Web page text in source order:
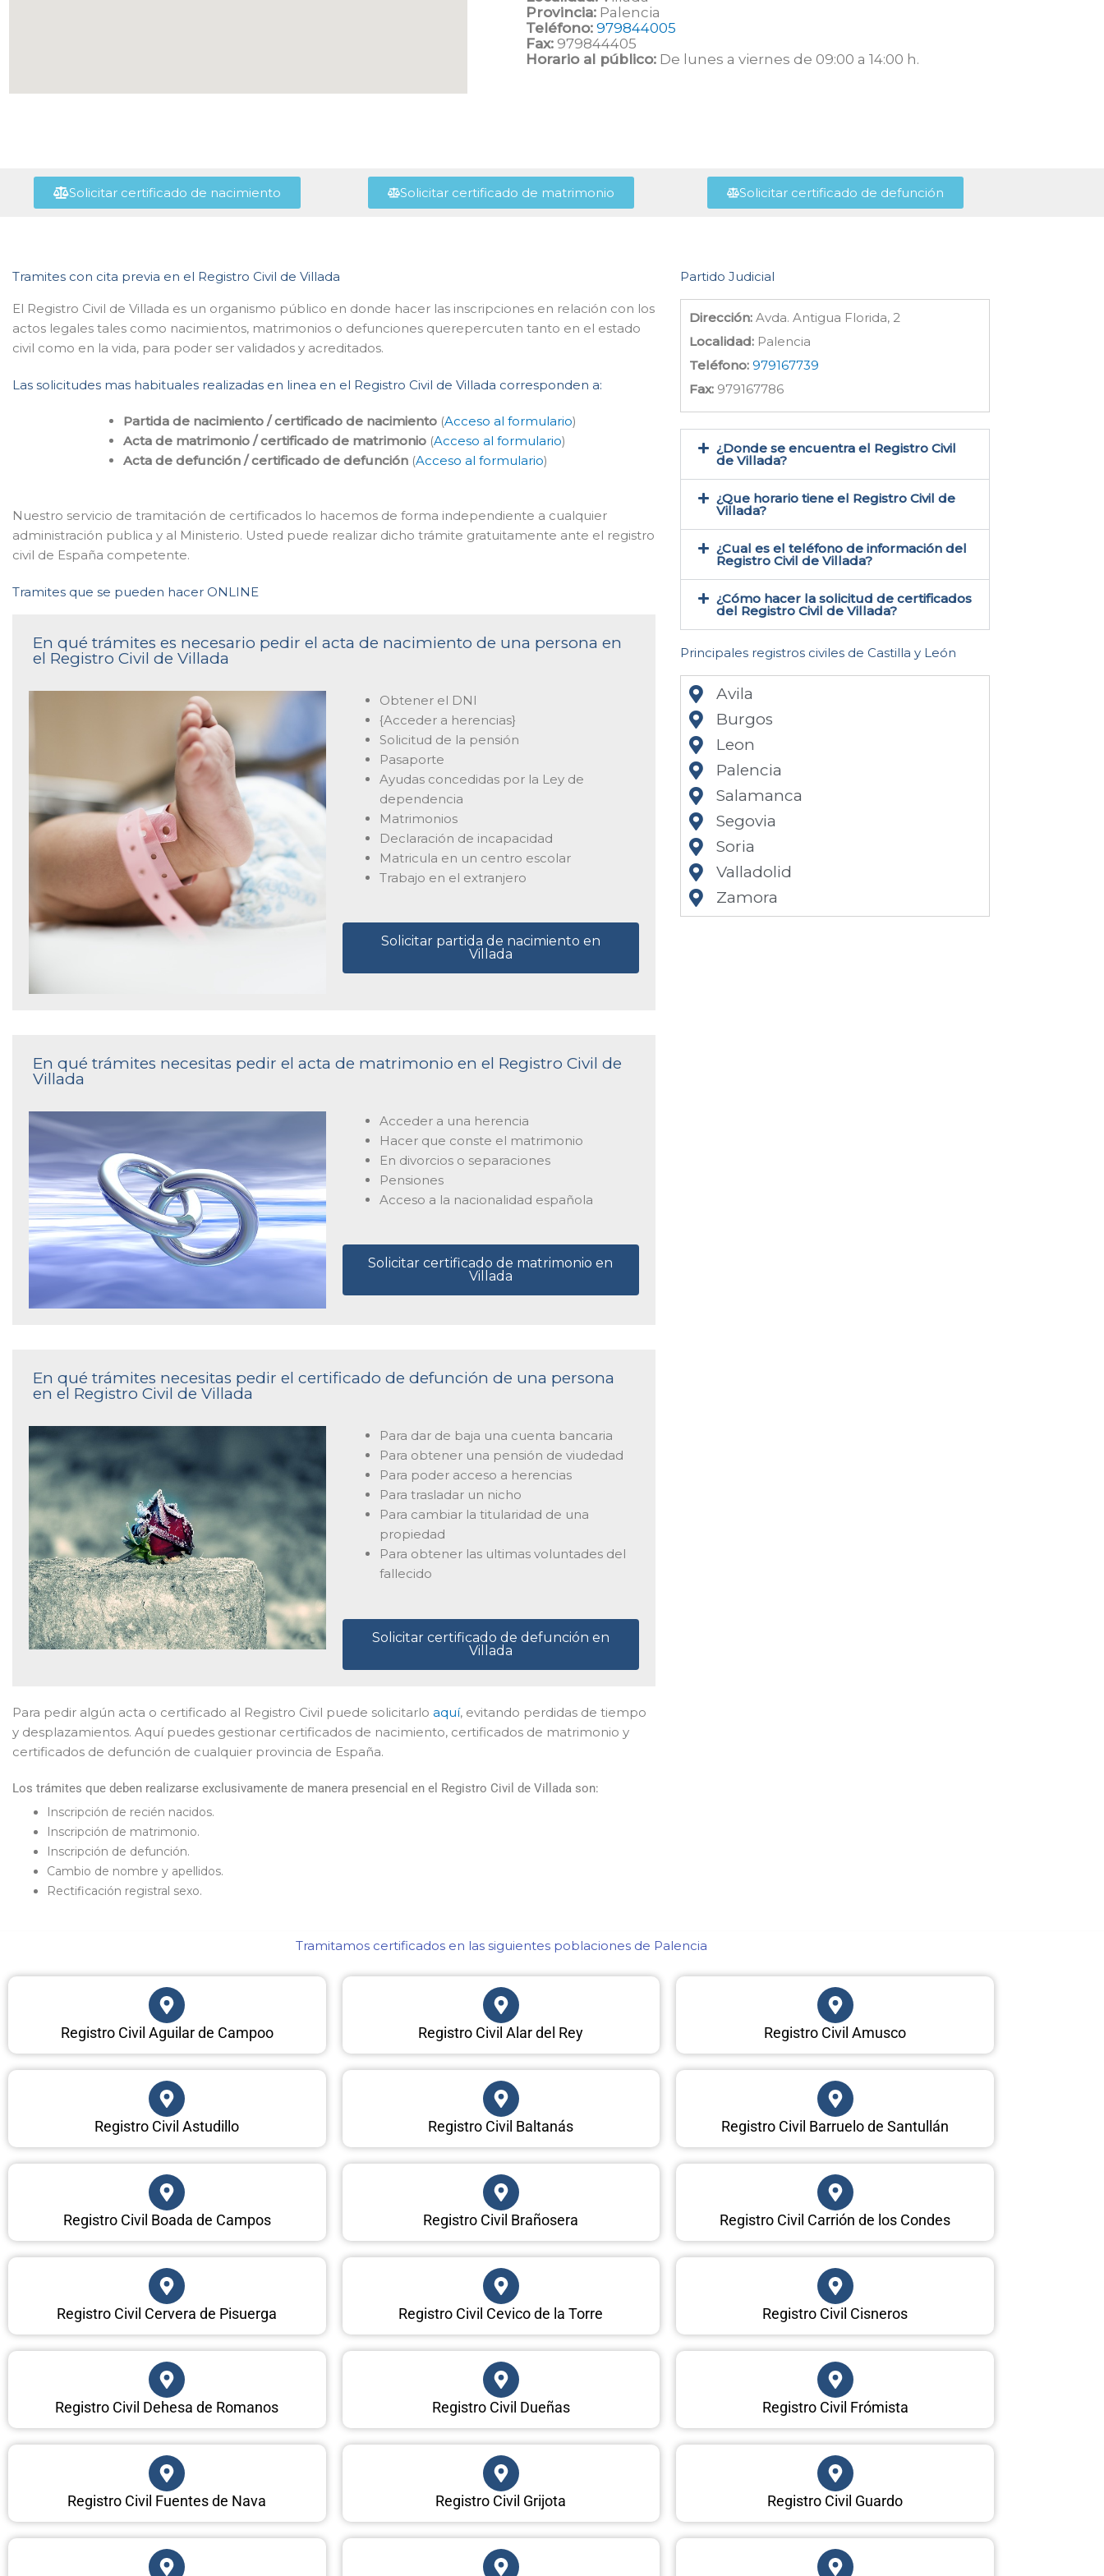
Provincia: Palencia
Teléfono: 979844005
Fax: 979844405
Horario al público: De lunes a viernes de 09:00 a 14:00 h.
Solicitar certificado de nacimiento Solicitar certificado de matrimonio Solicitar certificado de defunción
Tramites con cita previa en el Registro Civil de Villada
El Registro Civil de Villada es un organismo público en donde hacer las inscripciones en relación con los
actos legales tales como nacimientos, matrimonios o defunciones querepercuten tanto en el estado
civil como en la vida, para poder ser validados y acreditados.
Las solicitudes mas habituales realizadas en linea en el Registro Civil de Villada corresponden a:
Partida de nacimiento / certificado de nacimiento (Acceso al formulario)
Acta de matrimonio / certificado de matrimonio (Acceso al formulario)
Acta de defunción / certificado de defunción (Acceso al formulario)
Nuestro servicio de tramitación de certificados lo hacemos de forma independiente a cualquier
administración publica y al Ministerio. Usted puede realizar dicho trámite gratuitamente ante el registro
civil de España competente.
Tramites que se pueden hacer ONLINE
En qué trámites es necesario pedir el acta de nacimiento de una persona en
el Registro Civil de Villada
Obtener el DNI
{Acceder a herencias}
Solicitud de la pensión
Pasaporte
Ayudas concedidas por la Ley de
dependencia
Matrimonios
Declaración de incapacidad
Matricula en un centro escolar
Trabajo en el extranjero
Solicitar partida de nacimiento en
Villada
En qué trámites necesitas pedir el acta de matrimonio en el Registro Civil de
Villada
Acceder a una herencia
Hacer que conste el matrimonio
En divorcios o separaciones
Pensiones
Acceso a la nacionalidad española
Solicitar certificado de matrimonio en
Villada
En qué trámites necesitas pedir el certificado de defunción de una persona
en el Registro Civil de Villada
Para dar de baja una cuenta bancaria
Para obtener una pensión de viudedad
Para poder acceso a herencias
Para trasladar un nicho
Para cambiar la titularidad de una
propiedad
Para obtener las ultimas voluntades del
fallecido
Solicitar certificado de defunción en
Villada
Para pedir algún acta o certificado al Registro Civil puede solicitarlo aquí, evitando perdidas de tiempo
y desplazamientos. Aquí puedes gestionar certificados de nacimiento, certificados de matrimonio y
certificados de defunción de cualquier provincia de España.
Los trámites que deben realizarse exclusivamente de manera presencial en el Registro Civil de Villada son:
Inscripción de recién nacidos.
Inscripción de matrimonio.
Inscripción de defunción.
Cambio de nombre y apellidos.
Rectificación registral sexo.
Partido Judicial
Dirección: Avda. Antigua Florida, 2
Localidad: Palencia
Teléfono: 979167739
Fax: 979167786
¿Donde se encuentra el Registro Civil
de Villada​?
¿Que horario tiene el Registro Civil de
Villada?
¿Cual es el teléfono de información del
Registro Civil de Villada​?
¿Cómo hacer la solicitud de certificados
del Registro Civil de Villada​?
Principales registros civiles de Castilla y León
Avila
Burgos
Leon
Palencia
Salamanca
Segovia
Soria
Valladolid
Zamora
Tramitamos certificados en las siguientes poblaciones de Palencia​
Registro Civil Aguilar de Campoo Registro Civil Alar del Rey Registro Civil Amusco
Registro Civil Astudillo Registro Civil Baltanás Registro Civil Barruelo de Santullán
Registro Civil Boada de Campos Registro Civil Brañosera Registro Civil Carrión de los Condes
Registro Civil Cervera de Pisuerga Registro Civil Cevico de la Torre Registro Civil Cisneros
Registro Civil Dehesa de Romanos Registro Civil Dueñas Registro Civil Frómista
Registro Civil Fuentes de Nava Registro Civil Grijota Registro Civil Guardo